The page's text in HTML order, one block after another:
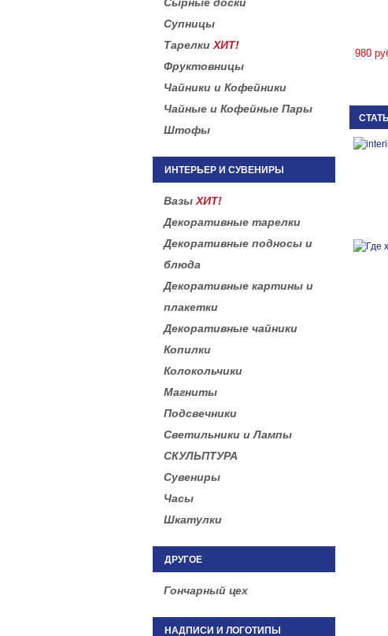
Супницы
Тарелки ХИТ!
Фруктовницы
Чайники и Кофейники
Чайные и Кофейные Пары
Штофы
ИНТЕРЬЕР И СУВЕНИРЫ
Вазы ХИТ!
Декоративные тарелки
Декоративные подносы и
блюда
Декоративные картины и
плакетки
Декоративные чайники
Копилки
Колокольчики
Магниты
Подсвечники
Светильники и Лампы
СКУЛЬПТУРА
Сувениры
Часы
Шкатулки
ДРУГОЕ
Гончарный цех
НАДПИСИ И ЛОГОТИПЫ
980